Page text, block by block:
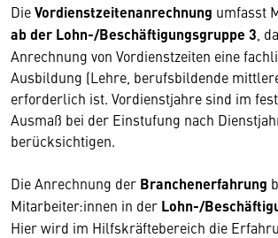
DieVordienstzeitenanrechnung umfasst
ab der Lohn-/Beschäftigungsgruppe 3 ,
Anrechnung von Vordienstzeiten eine
Ausbildung (Lehre, berufsbildende
erforderlich ist. Vordienstjahre sind im
Ausmaß bei der Einstufung nach
berücksichtigen.
Die Anrechnung der Branchenerfahrung
Mitarbeiter:innen in der Lohn-/
Hier wird im Hilfskräftebereich die